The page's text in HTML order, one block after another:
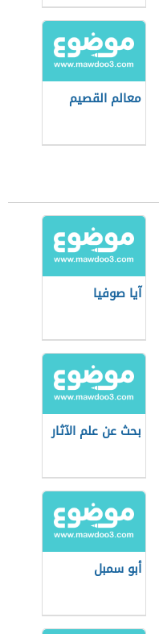
معالم القصيم
آيا صوفيا
بحث عن علم الآثار
أبو سمبل